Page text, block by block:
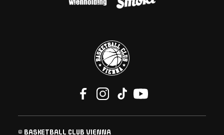
© BASKETBALL CLUB VIENNA